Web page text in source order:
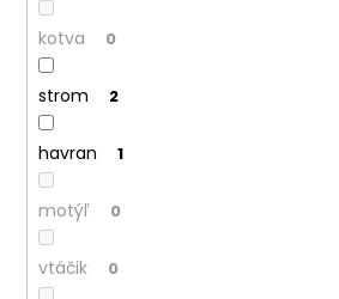
kotva 0
strom 2
havran 1
motýľ 0
vtáčik 0